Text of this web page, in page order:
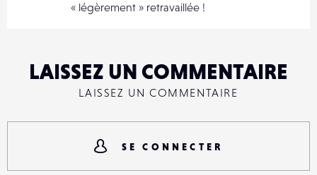
« légèrement » retravaillée !
LAISSEZ UN COMMENTAIRE
LAISSEZ UN COMMENTAIRE
SE CONNECTER